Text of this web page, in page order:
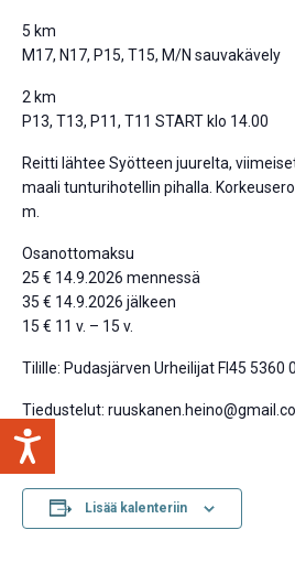
5 km
M17, N17, P15, T15, M/N sauvakävely
2 km
P13, T13, P11, T11 START klo 14.00
Reitti lähtee Syötteen juurelta,
maali tunturihotellin pihalla.
m.
Osanottomaksu
25 € 14.9.2026 mennessä
35 € 14.9.2026 jälkeen
15 € 11 v. – 15 v.
Tilille: Pudasjärven Urheilijat FI45 5360
Tiedustelut:
Lisää kalenteriin